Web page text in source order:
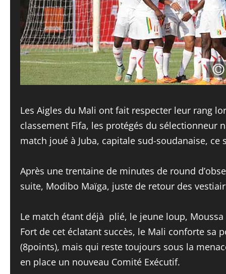
Les Aigles du Mali ont fait respecter leur rang
classement Fifa, les protégés du sélectionneur
match joué à Juba, capitale sud-soudanaise, ce
Après une trentaine de minutes de round
suite, Modibo Maïga, juste de retour des
Le match étant déjà plié, le jeune loup,
Fort de cet éclatant succès, le Mali conforte sa
(8points), mais qui reste toujours sous la
en place un nouveau Comité Exécutif.